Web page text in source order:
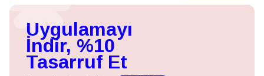
Uygulamayı
İndir, %10
Tasarruf Et